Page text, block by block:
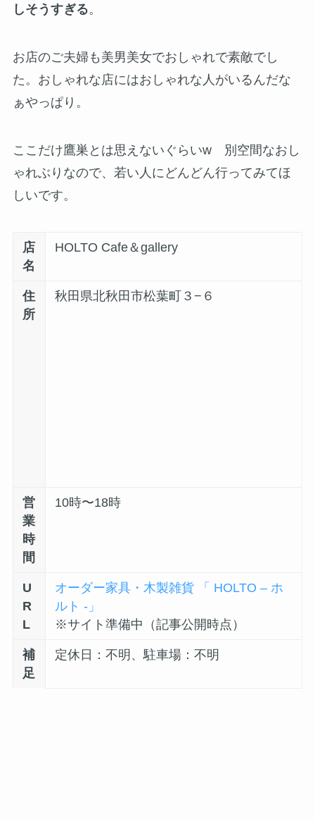
しそうすぎる。
お店のご夫婦も美男美女でおしゃれで素敵でし
た。おしゃれな店にはおしゃれな人がいるんだな
ぁやっぱり。
ここだけ鷹巣とは思えないぐらいw 別空間なおし
ゃれぶりなので、若い人にどんどん行ってみてほ
しいです。
店
名
HOLTO Cafe＆gallery
住
所
秋田県北秋田市松葉町３−６
営
業
時
間
10時〜18時
U
R
L
オーダー家具・木製雑貨 「 HOLTO – ホ
ルト -」
※サイト準備中（記事公開時点）
補
足
定休日：不明、駐車場：不明